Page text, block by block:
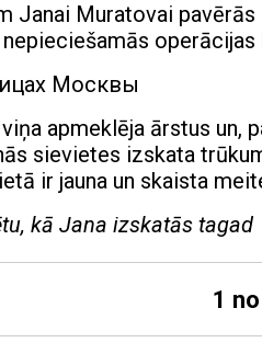
Janai Muratovai
operācijas
apmeklēja ārstus un,
sievietes izskata
ir jauna un skaista
kā Jana izskatās tagad
1